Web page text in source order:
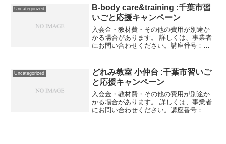
2022/03/31フィットネス施設...
Uncategorized
B-body care&training :千葉市習
いごと応援キャンペーン
入会金・教材費・その他の費用が別途か
かる場合があります。 詳しくは、事業者
にお問い合わせください。講座番号：
2022/03/31整体トレーニング...
Uncategorized
どれみ教室 小仲台 :千葉市習いご
と応援キャンペーン
入会金・教材費・その他の費用が別途か
かる場合があります。 詳しくは、事業者
にお問い合わせください。講座番号：